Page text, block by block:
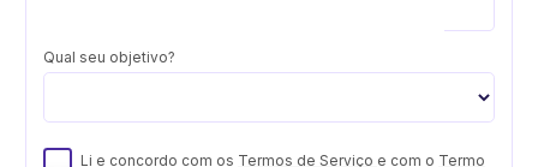
Qual seu objetivo?
Li e concordo com os Termos de Serviço e com o Termo